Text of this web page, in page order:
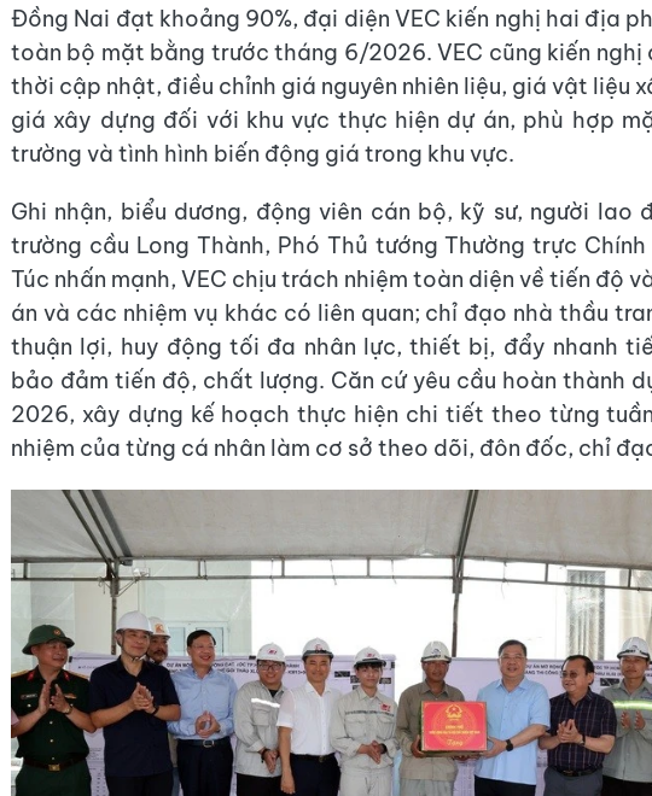
Đồng Nai đạt khoảng 90%, đại diện VEC kiến nghị hai địa
toàn bộ mặt bằng trước tháng 6/2026. VEC cũng kiến nghị
thời cập nhật, điều chỉnh giá nguyên nhiên liệu, giá vật liệu
giá xây dựng đối với khu vực thực hiện dự án, phù hợp
trường và tình hình biến động giá trong khu vực.
Ghi nhận, biểu dương, động viên cán bộ, kỹ sư, người lao
trường cầu Long Thành, Phó Thủ tướng Thường trực
Túc nhấn mạnh, VEC chịu trách nhiệm toàn diện về tiến độ
án và các nhiệm vụ khác có liên quan; chỉ đạo nhà thầu
thuận lợi, huy động tối đa nhân lực, thiết bị, đẩy nhanh
bảo đảm tiến độ, chất lượng. Căn cứ yêu cầu hoàn thành
2026, xây dựng kế hoạch thực hiện chi tiết theo từng
nhiệm của từng cá nhân làm cơ sở theo dõi, đôn đốc, chỉ